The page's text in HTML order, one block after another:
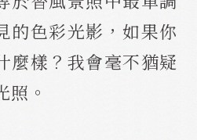
的色彩光影，如果你
麼樣？我會毫不猶疑
照。